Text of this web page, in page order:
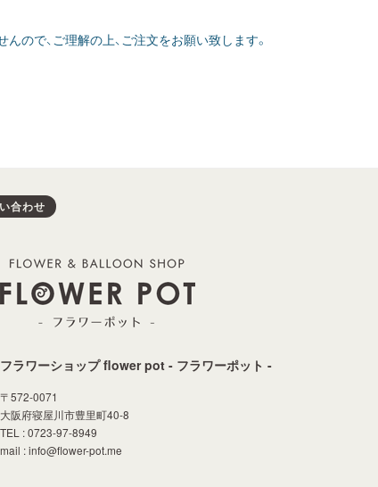
ので、ご理解の上、ご注文をお願い致します。
合わせ
フラワーショップ flower pot - フラワーポット -
〒572-0071
大阪府寝屋川市豊里町40-8
TEL : 0723-97-8949
mail : info@flower-pot.me